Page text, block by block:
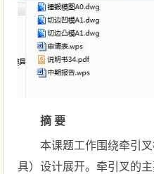
摘 要
本课题工作围绕牵引
具）设计展开。牵引叉的